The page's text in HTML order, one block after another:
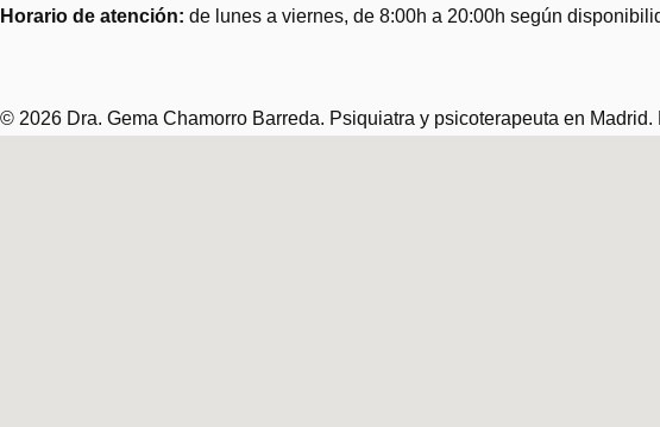
Horario de atención: de lunes a viernes, de 8:00h a 20:00h según
© 2026 Dra. Gema Chamorro Barreda. Psiquiatra y psicoterapeuta en